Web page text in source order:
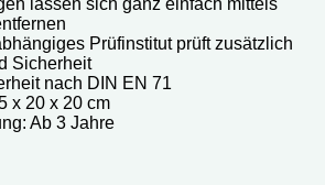
Prüfinstitut prüft zusätzlich
Sicherheit
nach DIN EN 71
x 20 x 20 cm
Ab 3 Jahre